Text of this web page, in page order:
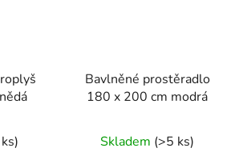
Bavlněné prostěradlo
180 x 200 cm modrá
Skladem (>5 ks)